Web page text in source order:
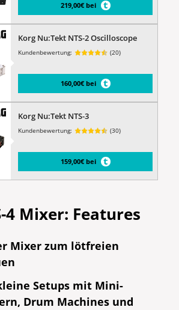
219,00€ bei
Korg Nu:Tekt NTS-2 Oscilloscope
Kundenbewertung: (20)
160,00€ bei
Korg Nu:Tekt NTS-3
Kundenbewertung: (30)
159,00€ bei
4 Mixer: Features
Mixer zum lötfreien
Setups mit Mini-
Drum Machines und